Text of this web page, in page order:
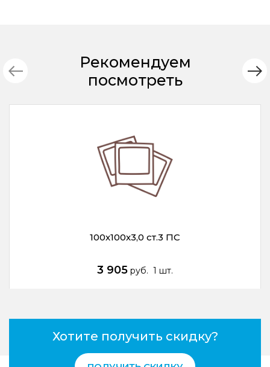
Рекомендуем
посмотреть
100х100х3,0 ст.3 ПС
3 905 руб. 1 шт.
Хотите получить скидку?